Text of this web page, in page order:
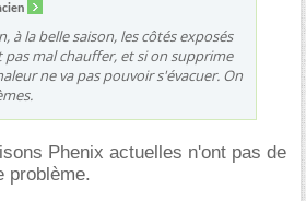
à la belle saison, les côtés exposés
pas mal chauffer, et si on supprime
ne va pas pouvoir s'évacuer. On
Phenix actuelles n'ont pas de
problème.